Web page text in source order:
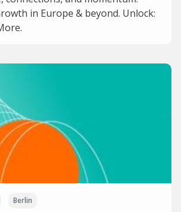
in Europe & beyond. Unlock:
Berlin